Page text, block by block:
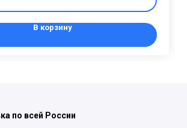
В корзину
по всей России